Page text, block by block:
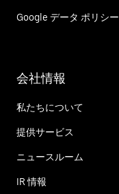
Google データ ポリシー
会社情報
私たちについて
提供サービス
ニュースルーム
IR 情報